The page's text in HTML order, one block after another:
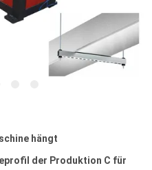
hängt
der Produktion C für